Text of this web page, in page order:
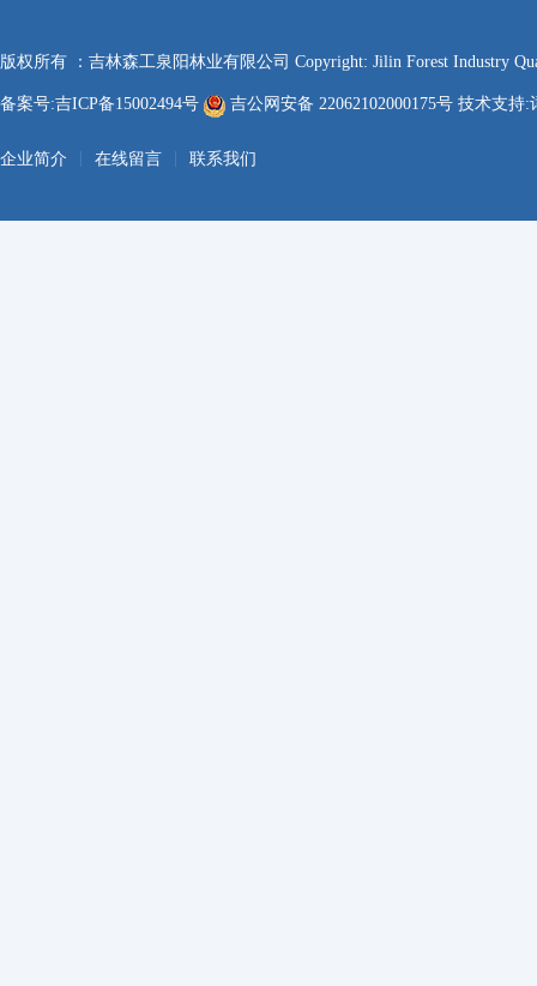
版权所有 ：吉林森工泉阳林业有限公司 Copyright: Jilin Forest Industry
备案号:吉ICP备15002494号 吉公网安备 22062102000175号 技术支持:
企业简介 在线留言 联系我们